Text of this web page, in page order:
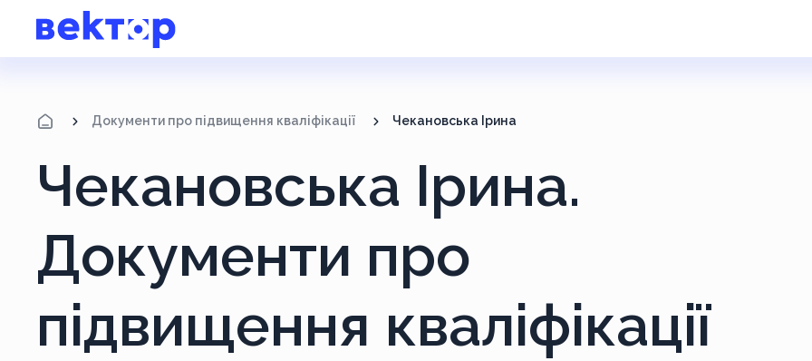
Документи про підвищення кваліфікації Чекановська Ірина
Чекановська Ірина.
Документи про
підвищення кваліфікації